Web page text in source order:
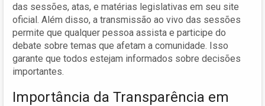
das sessões, atas, e matérias legislativas em seu site
oficial. Além disso, a transmissão ao vivo das sessões
permite que qualquer pessoa assista e participe do
debate sobre temas que afetam a comunidade. Isso
garante que todos estejam informados sobre decisões
importantes.
Importância da Transparência em